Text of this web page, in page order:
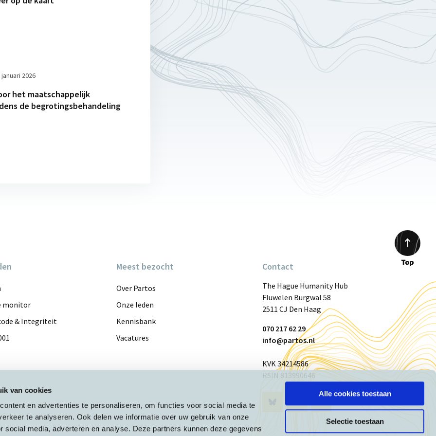
van cookies
en advertenties te personaliseren, om functies voor social media te
te analyseren. Ook delen we informatie over uw gebruik van onze
social media, adverteren en analyse. Deze partners kunnen deze gegevens
Alle cookies toestaan
Selectie toestaan
januari 2026
het maatschappelijk
de begrotingsbehandeling
monitor
& Integriteit
Meest bezocht
Over Partos
Onze leden
Kennisbank
Vacatures
Contact
The Hague Humanity Hub
Fluwelen Burgwal 58
2511 CJ Den Haag
070 217 62 29
info@partos.nl
KVK 34214586
RSIN 813990646
Visit
InstagramLinkedin